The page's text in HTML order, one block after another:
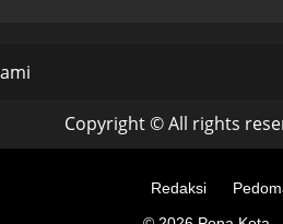
Copyright © All rights
Redaksi